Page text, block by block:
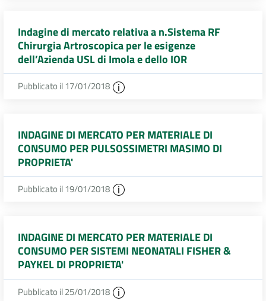
Indagine di mercato relativa a n.Sistema RF
Chirurgia Artroscopica per le esigenze
dell’Azienda USL di Imola e dello IOR
Pubblicato il 17/01/2018
INDAGINE DI MERCATO PER MATERIALE DI
CONSUMO PER PULSOSSIMETRI MASIMO DI
PROPRIETA'
Pubblicato il 19/01/2018
INDAGINE DI MERCATO PER MATERIALE DI
CONSUMO PER SISTEMI NEONATALI FISHER &
PAYKEL DI PROPRIETA'
Pubblicato il 25/01/2018